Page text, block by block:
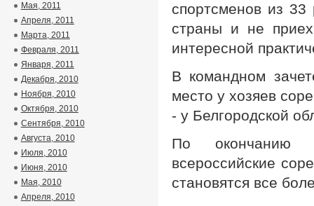
спортсменов из
страны и не
интересной
В командном
место у хозяев
- у Белгородской
По окончанию
всероссийские
становятся все
Мая, 2011
Апреля, 2011
Марта, 2011
Февраля, 2011
Января, 2011
Декабря, 2010
Ноября, 2010
Октября, 2010
Сентября, 2010
Августа, 2010
Июля, 2010
Июня, 2010
Мая, 2010
Апреля, 2010